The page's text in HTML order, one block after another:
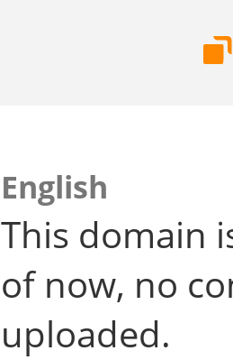
English
This domain
of now, no
uploaded.